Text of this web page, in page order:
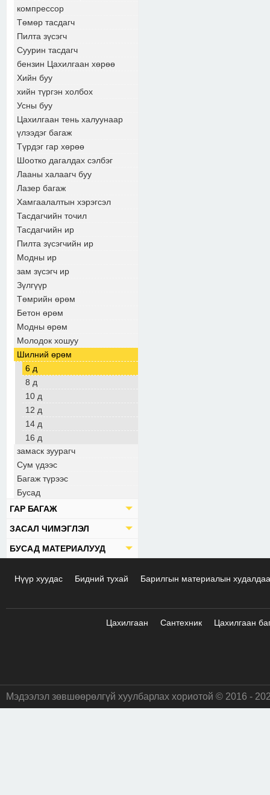
компрессор
Төмөр тасдагч
Пилта зүсэгч
Суурин тасдагч
бензин Цахилгаан хөрөө
Хийн буу
хийн түргэн холбох
Усны буу
Цахилгаан тень халуунаар
үлээдэг багаж
Түрдэг гар хөрөө
Шоотко дагалдах сэлбэг
Лааны халаагч буу
Лазер багаж
Хамгаалалтын хэрэгсэл
Тасдагчийн точил
Тасдагчийн ир
Пилта зүсэгчийн ир
Модны ир
зам зүсэгч ир
Зүлгүүр
Төмрийн өрөм
Бетон өрөм
Модны өрөм
Молодок хошуу
Шилний өрөм
6 д
8 д
10 д
12 д
14 д
16 д
замаск зуурагч
Сум үдээс
Багаж түрээс
Бусад
ГАР БАГАЖ
ЗАСАЛ ЧИМЭГЛЭЛ
БУСАД МАТЕРИАЛУУД
Нүүр хуудас Бидний тухай Барилгын материалын
Цахилгаан Сантехник Цахилгаан
Мэдээлэл зөвшөөрөлгүй хуулбарлах хориотой © 2016 -